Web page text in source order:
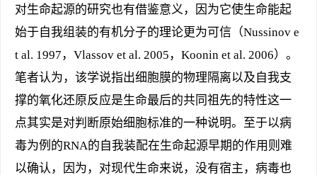
对生命起源的研究也有借鉴意义，因为它使生命能起
始于自我组装的有机分子的理论更为可信（Nussinov e
t al. 1997，Vlassov et al. 2005，Koonin et al. 2006）。
笔者认为，该学说指出细胞膜的物理隔离以及自我支
撑的氧化还原反应是生命最后的共同祖先的特性这一
点其实是对判断原始细胞标准的一种说明。至于以病
毒为例的RNA的自我装配在生命起源早期的作用则难
以确认，因为，对现代生命来说，没有宿主，病毒也